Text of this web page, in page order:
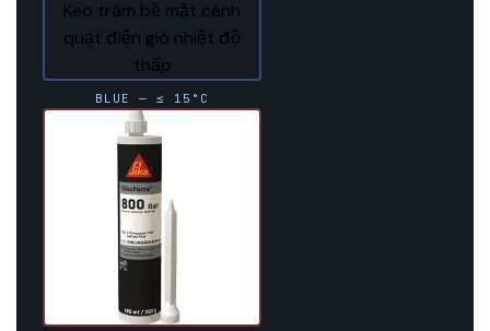
BLUE — ≤ 15°C